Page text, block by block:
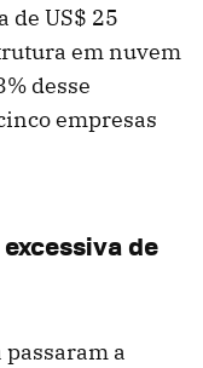
de US$ 25
em nuvem
desse
empresas
de
a